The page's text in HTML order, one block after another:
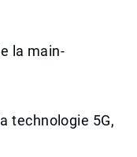
la main-
technologie 5G,